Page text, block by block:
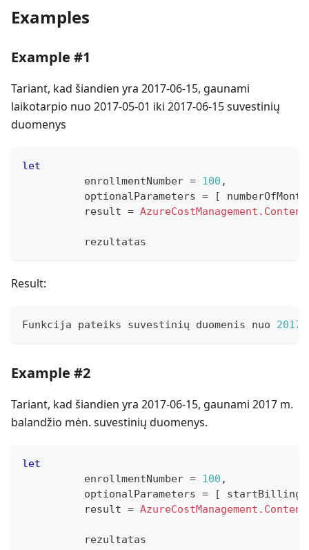
Examples
Example #1
Tariant, kad šiandien yra 2017-06-15, gaunami
laikotarpio nuo 2017-05-01 iki 2017-06-15 suvestinių
duomenys
let
          enrollmentNumber
= 100 ,
          optionalParameters
= [
          result
=
          rezultatas
Result:
Funkcija pateiks suvestinių duomenis nuo 2017
Example #2
Tariant, kad šiandien yra 2017-06-15, gaunami 2017 m.
balandžio mėn. suvestinių duomenys.
let
          enrollmentNumber
= 100 ,
          optionalParameters
= [
          result
=
          rezultatas